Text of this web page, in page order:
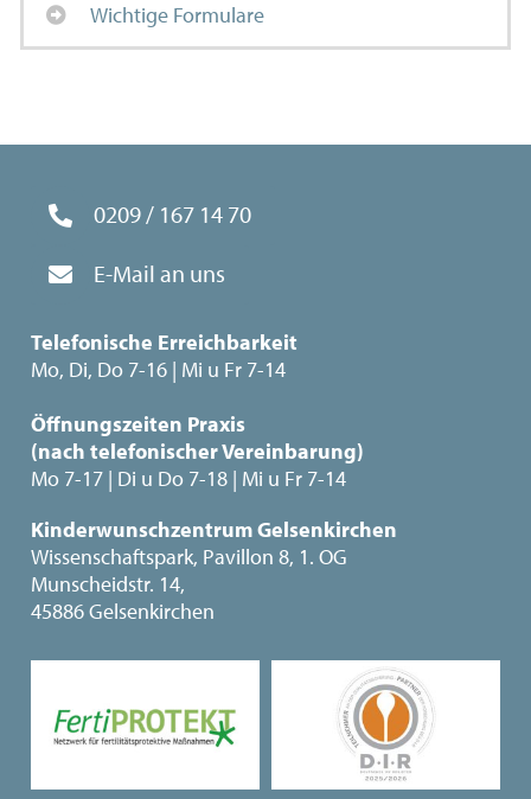
Wichtige Formulare
0209 / 167 14 70
E-Mail an uns
Telefonische Erreichbarkeit
Mo, Di, Do 7-16 | Mi u Fr 7-14
Öffnungszeiten Praxis
(nach telefonischer Vereinbarung)
Mo 7-17 | Di u Do 7-18 | Mi u Fr 7-14
Kinderwunschzentrum Gelsenkirchen
Wissenschaftspark, Pavillon 8, 1. OG
Munscheidstr. 14,
45886 Gelsenkirchen